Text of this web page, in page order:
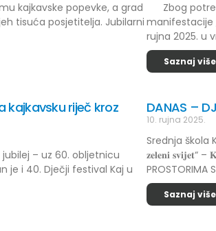
kajkavske popevke, a grad
tisuća posjetitelja. Jubilarni
Zbog
manifestacije
rujna 2025. u
Saznaj više
kajkavsku riječ kroz
– uz 60. obljetnicu
je i 40. Dječji festival Kaj u
DANAS –
10. rujna 2025.
Srednja škola
𝐳𝐞𝐥𝐞𝐧𝐢 𝐬𝐯𝐢𝐣𝐞𝐭“
PROSTORIMA
Saznaj više